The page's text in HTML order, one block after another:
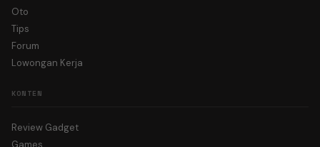
Oto
Tips
Forum
Lowongan Kerja
KONTEN
Review Gadget
Games